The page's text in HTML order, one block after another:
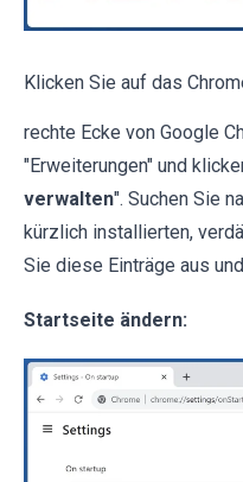
Klicken Sie auf das
rechte Ecke von Google
"Erweiterungen" und
verwalten". Suchen Sie
kürzlich installierten,
Sie diese Einträge aus
Startseite ändern: